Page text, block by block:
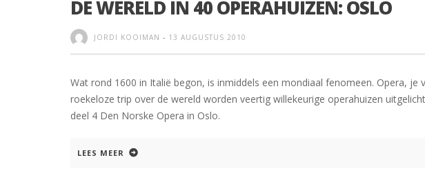
DE WERELD IN 40 OPERAHUIZEN: OSLO
JORDI KOOIMAN - 13 AUGUSTUS 2010
Wat rond 1600 in Italië begon, is inmiddels een mondiaal fenomeen. Opera, je
roekeloze trip over de wereld worden veertig willekeurige operahuizen
deel 4 Den Norske Opera in Oslo.
LEES MEER